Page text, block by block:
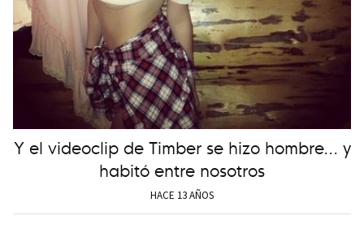
Y el videoclip de Timber se hizo hombre... y
habitó entre nosotros
HACE 13 AÑOS